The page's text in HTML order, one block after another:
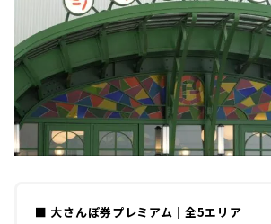
■ 大さんぽ券プレミアム｜全5エリア